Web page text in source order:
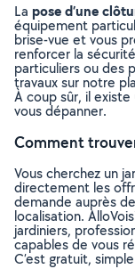
La pose d’une
équipement
brise-vue et vous
renforcer la
particuliers ou des
travaux sur notre
À coup sûr, il
vous dépanner.
Comment
Vous cherchez un
directement les
demande auprès
localisation.
jardiniers,
capables de vous
C’est gratuit,